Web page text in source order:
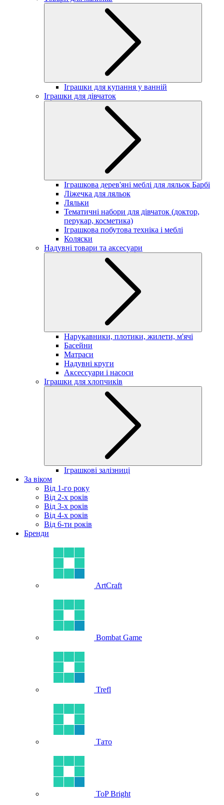
Іграшки для купання у ванній
Іграшки для дівчаток
Іграшкова дерев'яні меблі для ляльок Барбі
Ліжечка для ляльок
Ляльки
Тематичні набори для дівчаток (доктор,
перукар, косметика)
Іграшкова побутова техніка і меблі
Коляски
Надувні товари та аксесуари
Нарукавники, плотики, жилети, м'ячі
Басейни
Матраси
Надувні круги
Аксессуари і насоси
Іграшки для хлопчиків
Іграшкові залізниці
За віком
Від 1-го року
Від 2-х років
Від 3-х років
Від 4-х років
Від 6-ти років
Бренди
ArtCraft
Bombat Game
Trefl
Тато
ToP Bright